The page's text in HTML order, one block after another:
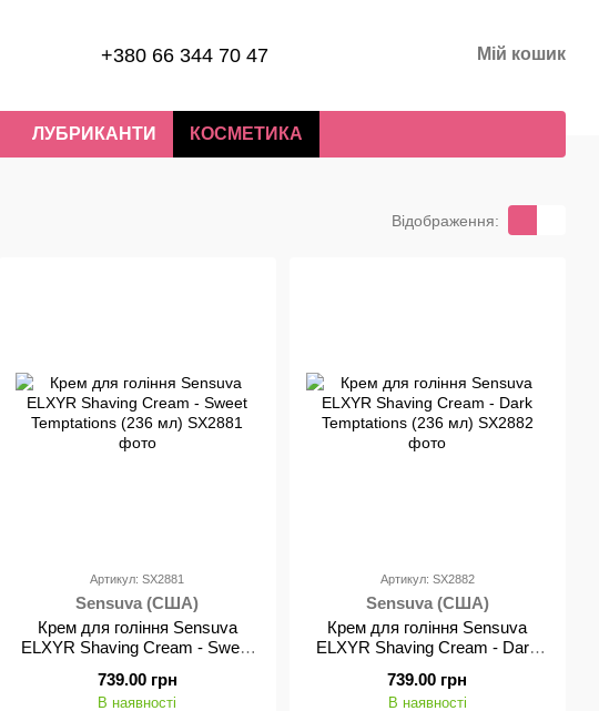
+380 66 344 70 47 Мій кошик
ЛУБРИКАНТИ КОСМЕТИКА
Відображення:
Артикул: SX2881
Sensuva (США)
Крем для гоління Sensuva
ELXYR Shaving Cream - Sweet
739.00 грн
В наявності
Артикул: SX2882
Sensuva (США)
Крем для гоління Sensuva
ELXYR Shaving Cream - Dark
739.00 грн
В наявності